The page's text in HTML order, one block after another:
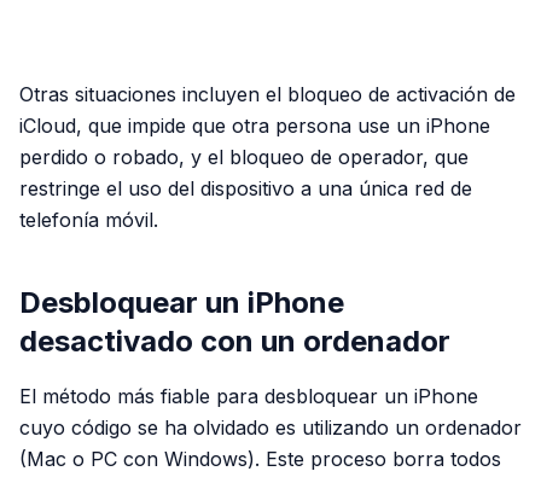
Otras situaciones incluyen el bloqueo de activación de
iCloud, que impide que otra persona use un iPhone
perdido o robado, y el bloqueo de operador, que
restringe el uso del dispositivo a una única red de
telefonía móvil.
Desbloquear un iPhone
desactivado con un ordenador
El método más fiable para desbloquear un iPhone
cuyo código se ha olvidado es utilizando un ordenador
(Mac o PC con Windows). Este proceso borra todos